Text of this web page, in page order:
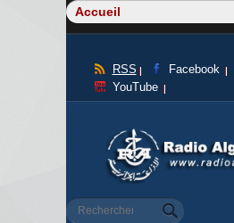
RSS Facebook
YouTube
Formulaire de
Rechercher